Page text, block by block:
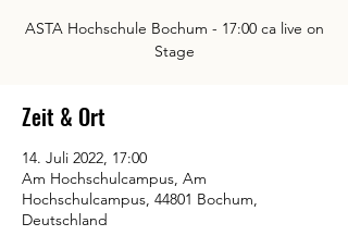
ASTA Hochschule Bochum - 17:00 ca live on
Stage
Zeit & Ort
14. Juli 2022, 17:00
Am Hochschulcampus, Am
Hochschulcampus, 44801 Bochum,
Deutschland